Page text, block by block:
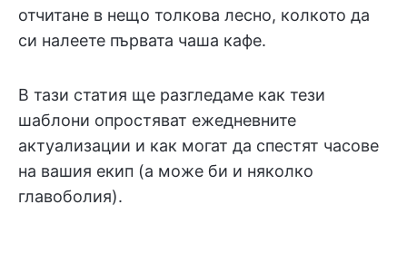
отчитане в нещо толкова лесно, колкото да
си налеете първата чаша кафе.
В тази статия ще разгледаме как тези
шаблони опростяват ежедневните
актуализации и как могат да спестят часове
на вашия екип (а може би и няколко
главоболия).